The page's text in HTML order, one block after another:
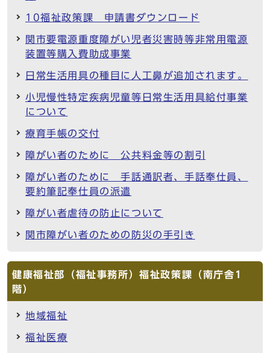
10福祉政策課 申請書ダウンロード
関市要電源重度障がい児者災害時等非常用電源
装置等購入費助成事業
日常生活用具の種目に人工鼻が追加されます。
小児慢性特定疾病児童等日常生活用具給付事業
について
療育手帳の交付
障がい者のために 公共料金等の割引
障がい者のために 手話通訳者、手話奉仕員、
要約筆記奉仕員の派遣
障がい者虐待の防止について
関市障がい者のための防災の手引き
健康福祉部（福祉事務所）福祉政策課（南庁舎1
階）
地域福祉
福祉医療